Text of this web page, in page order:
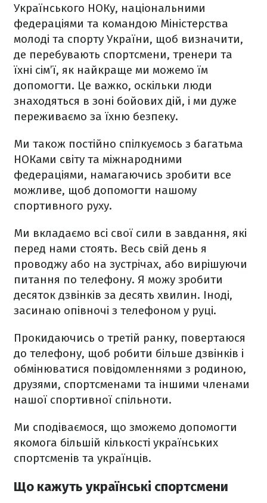
Українського НОКу, національними
федераціями та командою Міністерства
молоді та спорту України, щоб визначити,
де перебувають спортсмени, тренери та
їхні сім’ї, як найкраще ми можемо їм
допомогти. Це важко, оскільки люди
знаходяться в зоні бойових дій, і ми дуже
переживаємо за їхню безпеку.
Ми також постійно спілкуємось з багатьма
НОКами світу та міжнародними
федераціями, намагаючись зробити все
можливе, щоб допомогти нашому
спортивного руху.
Ми вкладаємо всі свої сили в завдання, які
перед нами стоять. Весь свій день я
проводжу або на зустрічах, або вирішуючи
питання по телефону. Я можу зробити
десяток дзвінків за десять хвилин. Іноді,
засинаю опівночі з телефоном у руці.
Прокидаючись о третій ранку, повертаюся
до телефону, щоб робити більше дзвінків і
обмінюватися повідомленнями з родиною,
друзями, спортсменами та іншими членами
нашої спортивної спільноти.
Ми сподіваємося, що зможемо допомогти
якомога більшій кількості українських
спортсменів та українців.
Що кажуть українські спортсмени